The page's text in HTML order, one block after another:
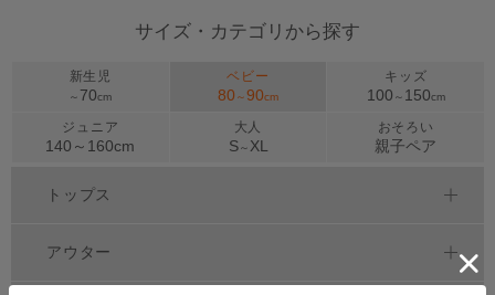
サイズ・カテゴリから探す
新生児
～ 70cm
ベビー
80 ～90cm
キッズ
100 ～ 150cm
ジュニア
140～ 160cm
大人
S～ XL
おそろい
親子ペア
トップス
アウター